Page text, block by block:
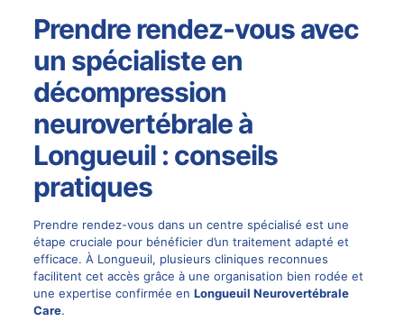
Prendre rendez-vous avec
un spécialiste en
décompression
neurovertébrale à
Longueuil : conseils
pratiques
Prendre rendez-vous dans un centre spécialisé est une
étape cruciale pour bénéficier d’un traitement adapté et
efficace. À Longueuil, plusieurs cliniques reconnues
facilitent cet accès grâce à une organisation bien rodée et
une expertise confirmée en Longueuil Neurovertébrale
Care.